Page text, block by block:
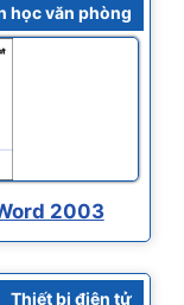
học văn phòng
2003
Thiết bị điện tử